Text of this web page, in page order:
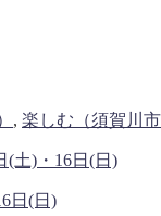
, 楽しむ（須賀川
日(日)